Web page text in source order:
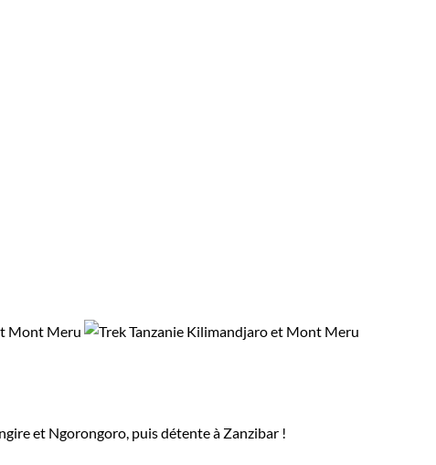
et Ngorongoro, puis détente à Zanzibar !